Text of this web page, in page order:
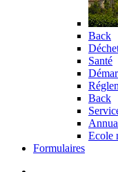
Back
Santé
Back
Ecole
Formulaires